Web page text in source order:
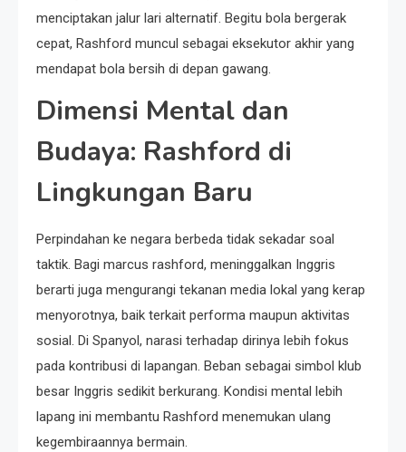
menciptakan jalur lari alternatif. Begitu bola bergerak
cepat, Rashford muncul sebagai eksekutor akhir yang
mendapat bola bersih di depan gawang.
Dimensi Mental dan
Budaya: Rashford di
Lingkungan Baru
Perpindahan ke negara berbeda tidak sekadar soal
taktik. Bagi marcus rashford, meninggalkan Inggris
berarti juga mengurangi tekanan media lokal yang kerap
menyorotnya, baik terkait performa maupun aktivitas
sosial. Di Spanyol, narasi terhadap dirinya lebih fokus
pada kontribusi di lapangan. Beban sebagai simbol klub
besar Inggris sedikit berkurang. Kondisi mental lebih
lapang ini membantu Rashford menemukan ulang
kegembiraannya bermain.